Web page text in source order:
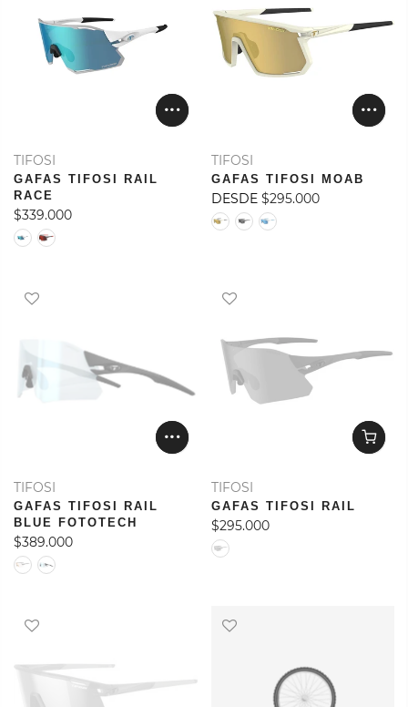
TIFOSI
GAFAS TIFOSI RAIL
RACE
$339.000
TIFOSI
GAFAS TIFOSI MOAB
DESDE $295.000
TIFOSI
GAFAS TIFOSI RAIL
BLUE FOTOTECH
$389.000
TIFOSI
GAFAS TIFOSI RAIL
$295.000